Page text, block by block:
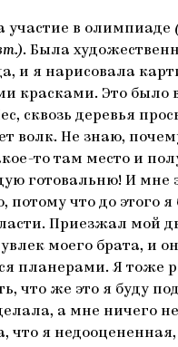
участие в олимпиаде
. Была
и я нарисовала
красками. Это было
сквозь деревья
волк. Не знаю,
то там место и
готовальню! И мне
потому что до этого
Приезжал мой
моего брата, и
планерами. Я тоже
что же это я буду
а мне ничего
что я